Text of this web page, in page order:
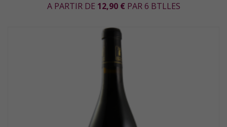
A PARTIR DE 12,90 € PAR 6 BTLLES